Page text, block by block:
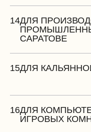
14ДЛЯ
САРАТОВЕ
15ДЛЯ
16ДЛЯ
ИГРОВЫХ